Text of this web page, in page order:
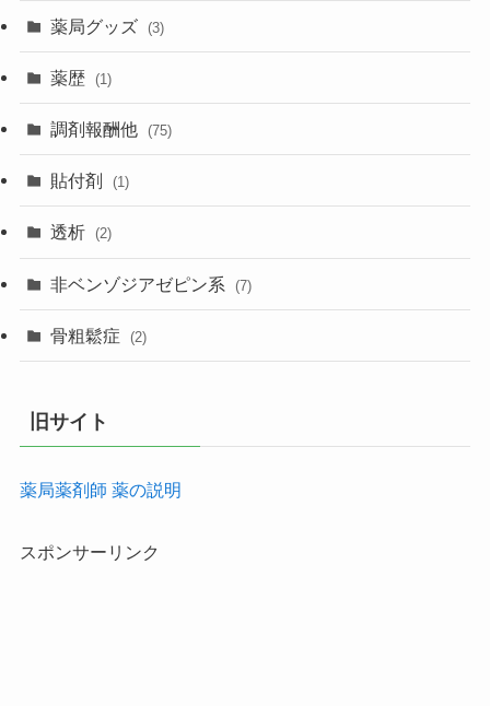
薬局グッズ (3)
薬歴 (1)
調剤報酬他 (75)
貼付剤 (1)
透析 (2)
非ベンゾジアゼピン系 (7)
骨粗鬆症 (2)
旧サイト
薬局薬剤師 薬の説明
スポンサーリンク